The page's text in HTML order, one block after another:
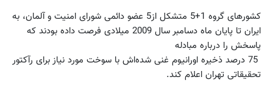
کشورهای گروه 1+5 متشکل از5 عضو دائمی شورای امنیت و آلمان، به
ایران تا پایان ماه دسامبر سال 2009 میلادی فرصت داده بودند که
پاسخش را درباره مبادله
75 درصد ذخیره اورانیوم غنی شده‌‌اش با سوخت مورد نیاز برای رآکتور
تحقیقاتی تهران اعلام کند.